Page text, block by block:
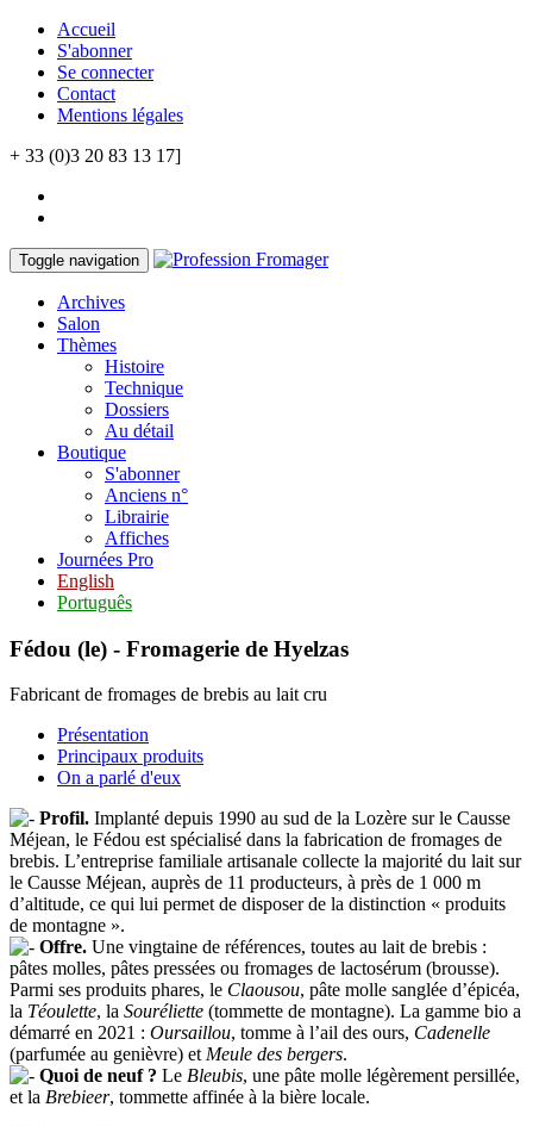
Accueil
S'abonner
Se connecter
Contact
Mentions légales
+ 33 (0)3 20 83 13 17]
Toggle navigation
Archives
Salon
Thèmes
Histoire
Technique
Dossiers
Au détail
Boutique
S'abonner
Anciens n°
Librairie
Affiches
Journées Pro
English
Português
Fédou (le) - Fromagerie de Hyelzas
Fabricant de fromages de brebis au lait cru
Présentation
Principaux produits
On a parlé d'eux
Profil. Implanté depuis 1990 au sud de la Lozère sur le Causse
Méjean, le Fédou est spécialisé dans la fabrication de fromages de
brebis. L’entreprise familiale artisanale collecte la majorité du lait sur
le Causse Méjean, auprès de 11 producteurs, à près de 1 000 m
d’altitude, ce qui lui permet de disposer de la distinction « produits
de montagne ».
Offre. Une vingtaine de références, toutes au lait de brebis :
pâtes molles, pâtes pressées ou fromages de lactosérum (brousse).
Parmi ses produits phares, le Claousou, pâte molle sanglée d’épicéa,
la Téoulette, la Souréliette (tommette de montagne). La gamme bio a
démarré en 2021 : Oursaillou, tomme à l’ail des ours, Cadenelle
(parfumée au genièvre) etMeule des bergers.
Quoi de neuf ? Le Bleubis, une pâte molle légèrement persillée,
et la Brebieer, tommette affinée à la bière locale.